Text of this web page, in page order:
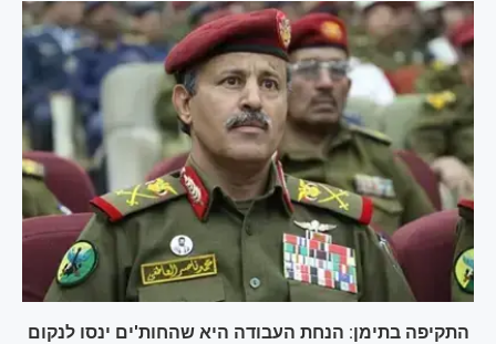
התקיפה בתימן: הנחת העבודה היא שהחות'ים ינסו לנקום